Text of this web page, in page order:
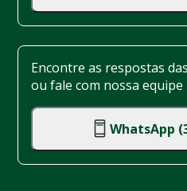
Encontre as respostas
ou fale com nossa
WhatsApp